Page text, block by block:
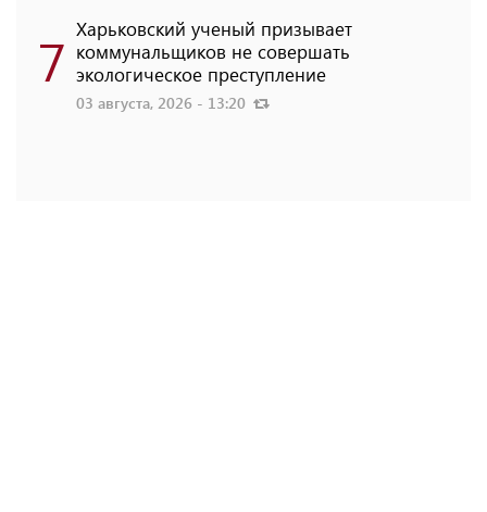
7 Харьковский ученый призывает
коммунальщиков не совершать
экологическое преступление
03 августа, 2026 - 13:20